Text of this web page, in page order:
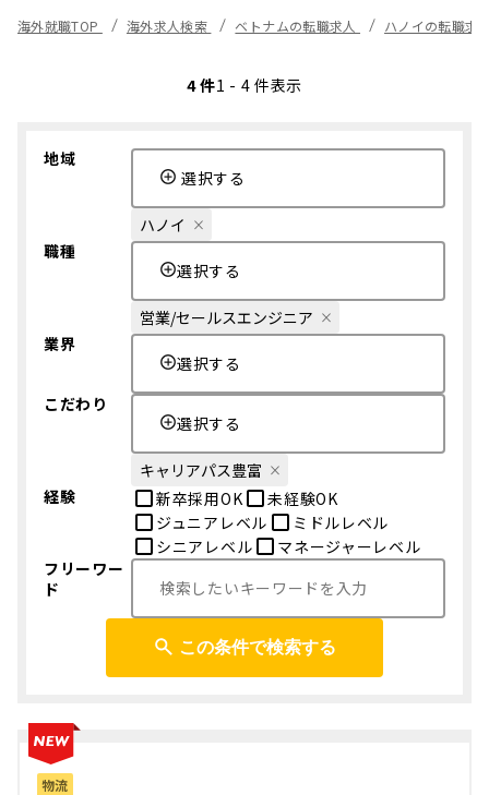
海外就職TOP 海外求人検索 ベトナムの転職求人 ハノイの転職求
4 件1 - 4 件表示
地域
選択する
ハノイ
職種
選択する
営業/セールスエンジニア
業界
選択する
こだわり
選択する
キャリアパス豊富
経験
新卒採用OK
未経験OK
ジュニアレベル
ミドルレベル
シニアレベル
マネージャーレベル
フリーワー
ド
この条件で検索する
物流